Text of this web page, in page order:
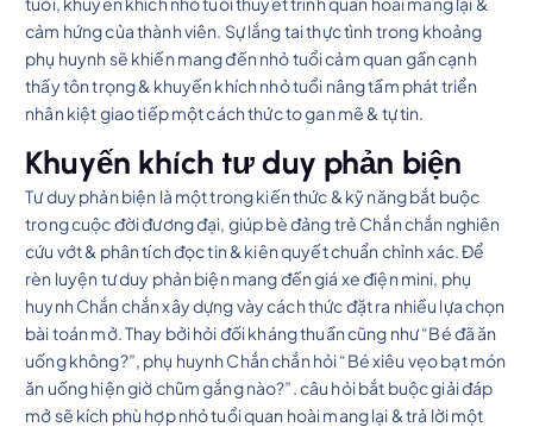
cảm hứng của thành viên. Sự lắng tai thực tình trong khoảng
phụ huynh sẽ khiến mang đến nhỏ tuổi cảm quan gần cạnh
thấy tôn trọng & khuyến khích nhỏ tuổi nâng tầm phát triển
nhân kiệt giao tiếp một cách thức to gan mẽ & tự tin.
Khuyến khích tư duy phản biện
Tư duy phản biện là một trong kiến thức & kỹ năng bắt buộc
trong cuộc đời đương đại, giúp bè đảng trẻ Chắn chắn nghiên
cứu vớt & phân tích đọc tin & kiên quyết chuẩn chỉnh xác. Để
rèn luyện tư duy phản biện mang đến giá xe điện mini, phụ
huynh Chắn chắn xây dựng vày cách thức đặt ra nhiều lựa chọn
bài toán mở. Thay bởi hỏi đối kháng thuần cũng như “Bé đã ăn
uống không?”, phụ huynh Chắn chắn hỏi “Bé xiêu vẹo bạt món
ăn uống hiện giờ chũm gắng nào?”. câu hỏi bắt buộc giải đáp
mở sẽ kích phù hợp nhỏ tuổi quan hoài mang lại & trả lời một